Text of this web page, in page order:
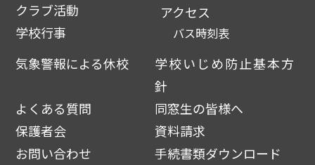
クラブ活動
学校行事
アクセス
バス時刻表
気象警報による休校
学校いじめ防止基本方
針
よくある質問
同窓生の皆様へ
保護者会
資料請求
お問い合わせ
手続書類ダウンロード